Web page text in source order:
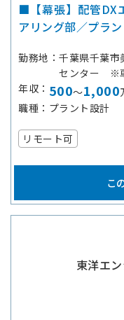
■【幕張】配管DX
アリング部／プラ
勤務地
千葉県千葉
センター ※
年収
500～1,000
職種
プラント設計
リモート可
こ
東洋エ